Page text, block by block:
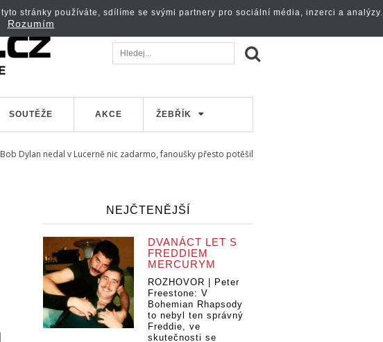
SOUTĚŽE AKCE ŽEBŘÍK
Bob Dylan nedal v Lucerně nic zadarmo, fanoušky přesto potěšil
NEJČTENĚJŠÍ
DVANÁCT LET S
FREDDIEM
MERCURYM
ROZHOVOR | Peter
Freestone: V
Bohemian Rhapsody
to nebyl ten správný
Freddie, ve
skutečnosti se
stránky používáte, sdílíme se svými partnery pro sociální média, inzerci a analýzy.
Rozumím